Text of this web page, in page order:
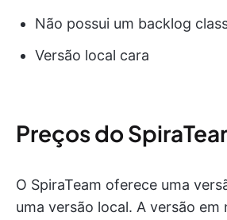
Não possui um backlog
Versão local cara
Preços do
O SpiraTeam oferece uma
uma versão local. A versão em